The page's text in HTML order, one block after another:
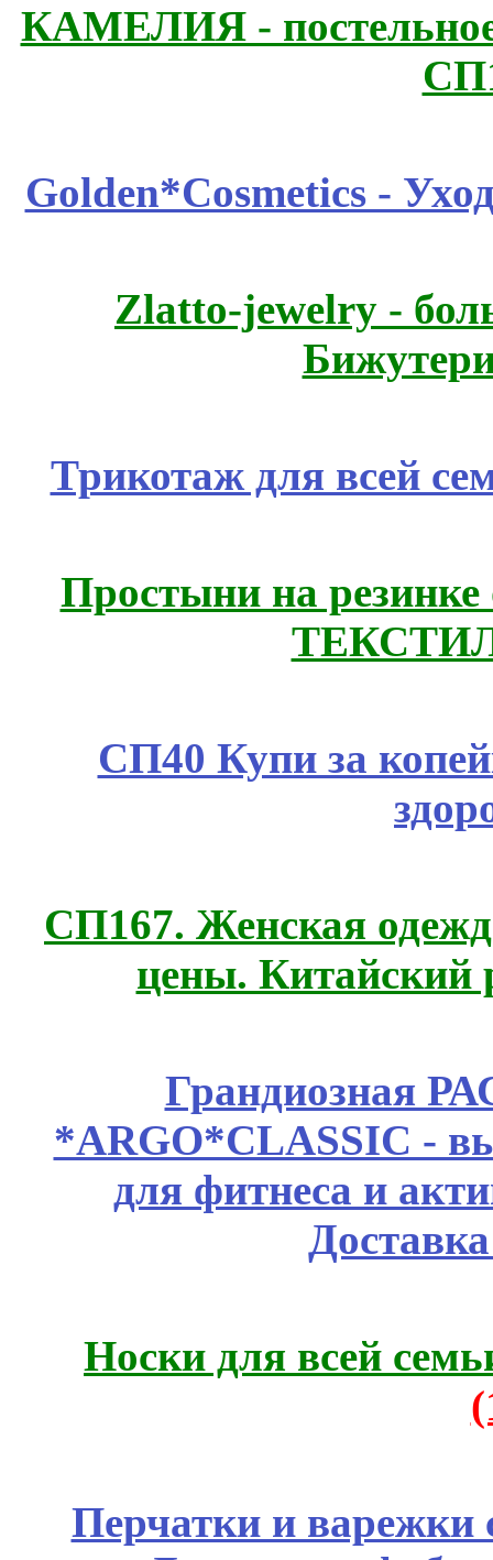
КАМЕЛИЯ -
Golden*Cosmetics -
Zlatto-jewelry -
Трикотаж для всей
Простыни на
СП40 Купи за
СП167. Женская
цены. Китайский
Грандиозная
*ARGO*CLASSIC -
для фитнеса и
Носки для всей
Перчатки и варежки